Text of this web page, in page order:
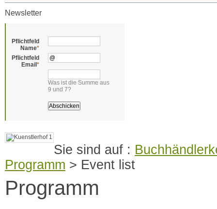
Newsletter
Pflichtfeld
Name*
Pflichtfeld
Email *
Was ist die Summe aus
9 und 7?
Programm > Event list
Programm